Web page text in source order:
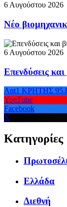
6 Αυγούστου 2026
Νέο
6 Αυγούστου 2026
Επενδύσεις
Ant1 ΚΡΗΤΗΣ
YouTube
Facebook
X
Κατηγορίες
Ελλάδα
Διεθνή